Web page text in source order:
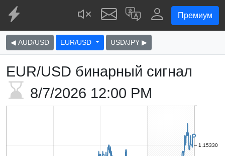
Премиум
◀ AUD/USD EUR/USD USD/JPY ▶
EUR/USD бинарный сигнал
8/7/2026 12:00 PM
1.15330